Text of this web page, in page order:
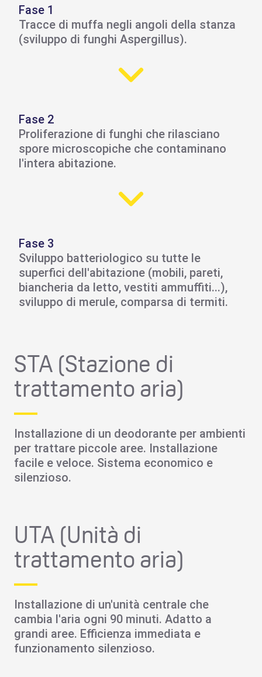
Fase 1
Tracce di muffa negli angoli della stanza
(sviluppo di funghi Aspergillus).
Fase 2
Proliferazione di funghi che rilasciano
spore microscopiche che contaminano
l'intera abitazione.
Fase 3
Sviluppo batteriologico su tutte le
superfici dell'abitazione (mobili, pareti,
biancheria da letto, vestiti ammuffiti...),
sviluppo di merule, comparsa di termiti.
STA (Stazione di
trattamento aria)
Installazione di un deodorante per ambienti
per trattare piccole aree. Installazione
facile e veloce. Sistema economico e
silenzioso.
UTA (Unità di
trattamento aria)
Installazione di un'unità centrale che
cambia l'aria ogni 90 minuti. Adatto a
grandi aree. Efficienza immediata e
funzionamento silenzioso.